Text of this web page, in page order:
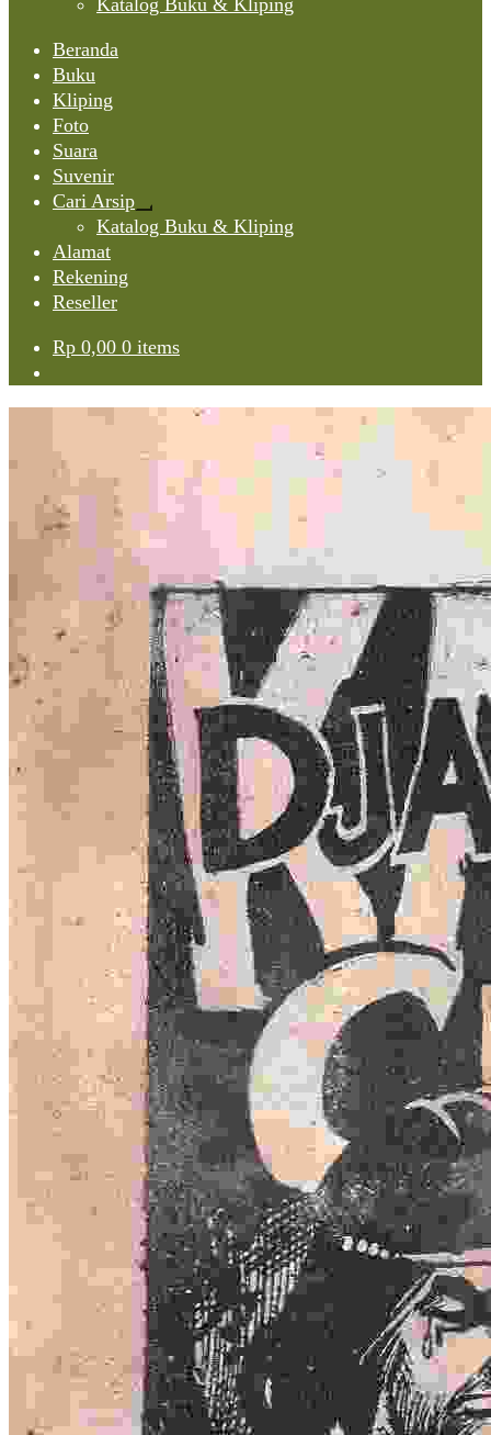
Katalog Buku & Kliping
Beranda
Buku
Kliping
Foto
Suara
Suvenir
Cari Arsip
Expand
child
Katalog Buku & Kliping
Alamat
Rekening
Reseller
Rp 0,00 0 items